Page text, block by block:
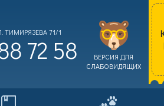
ТИМИРЯЗЕВА 71/1
72 58
ВЕРСИЯ ДЛЯ
СЛАБОВИДЯЩИХ